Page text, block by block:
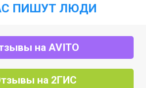
ПИШУТ ЛЮДИ
на AVITO
на 2ГИС